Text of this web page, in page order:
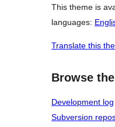
This theme is
languages:
Translate this
Browse
Development log
Subversion